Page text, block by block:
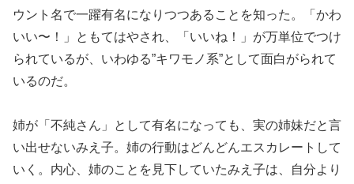
ウント名で一躍有名になりつつあることを知った。「かわ
いい〜！」ともてはやされ、「いいね！」が万単位でつけ
られているが、いわゆる”キワモノ系”として面白がられて
いるのだ。
姉が「不純さん」として有名になっても、実の姉妹だと言
い出せないみえ子。姉の行動はどんどんエスカレートして
いく。内心、姉のことを見下していたみえ子は、自分より